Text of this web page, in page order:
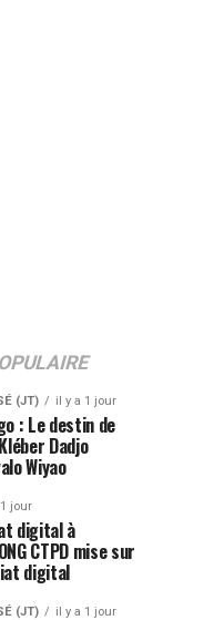
(JT) il y a 1 jour
: Le destin de
Dadjo
Wiyao
jour
digital à
CTPD mise sur
digital
(JT) il y a 1 jour